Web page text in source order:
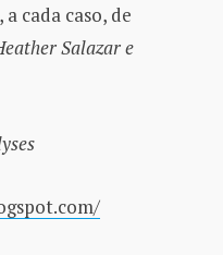
cada caso, de
Salazar e